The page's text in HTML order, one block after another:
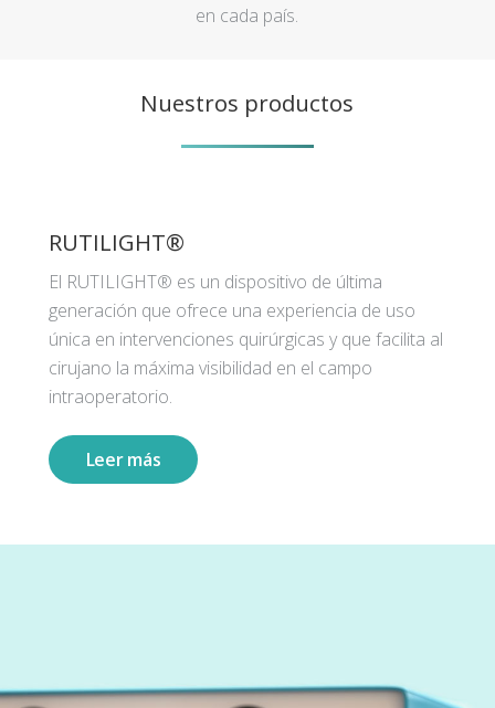
en cada país.
Nuestros productos
RUTILIGHT®
El RUTILIGHT® es un dispositivo de última
generación que ofrece una experiencia de uso
única en intervenciones quirúrgicas y que facilita al
cirujano la máxima visibilidad en el campo
intraoperatorio.
Leer más